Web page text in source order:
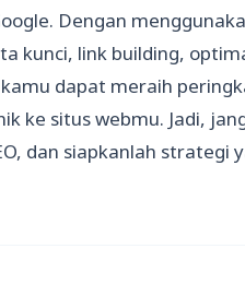
Dengan
kunci, link building,
dapat meraih
ke situs webmu. Jadi,
dan siapkanlah strategi